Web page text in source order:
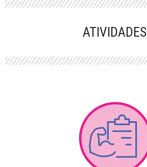
PERFORMANCE
ATIVIDADES